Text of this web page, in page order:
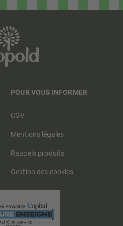
POUR VOUS INFORMER
CGV
Mentions légales
Rappels produits
Gestion des cookies